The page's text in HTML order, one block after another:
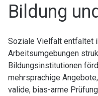
Bildung
Soziale Vielfalt entfaltet
Arbeitsumgebungen
Bildungsinstitutionen
mehrsprachige
valide, bias-arme